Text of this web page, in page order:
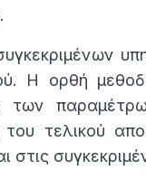
Η ορθή
των
του τελικού